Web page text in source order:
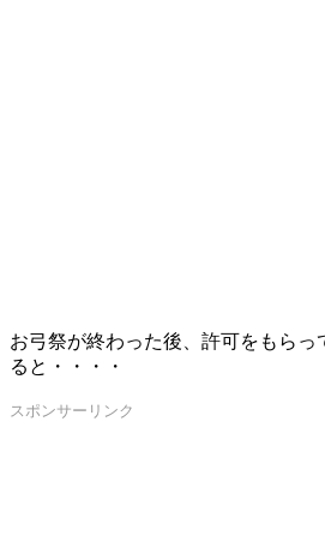
お弓祭が終わった後、許可をもらっ
ると・・・・
スポンサーリンク